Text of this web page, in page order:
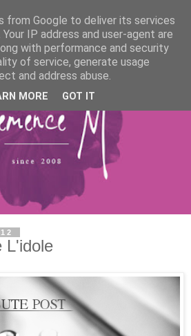
L'idole
from Google to deliver its services
IP address and user-agent are
with performance and security
of service, generate usage
and address abuse.
MORE GOT IT